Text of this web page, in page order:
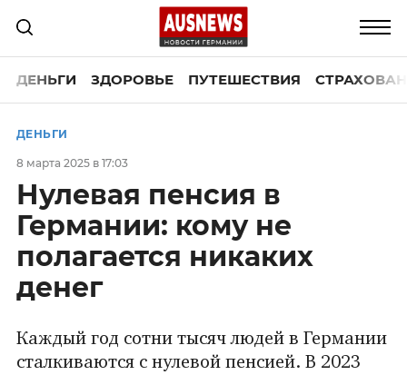
ДЕНЬГИ ЗДОРОВЬЕ ПУТЕШЕСТВИЯ
ДЕНЬГИ
8 марта 2025 в 17:03
Нулевая пенсия в
Германии: кому не
полагается никаких
денег
Каждый год сотни тысяч людей в Германии
сталкиваются с нулевой пенсией. В 2023